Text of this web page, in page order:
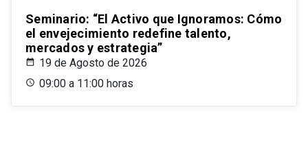
Seminario: “El Activo que Ignoramos: Cómo
el envejecimiento redefine talento,
mercados y estrategia”
19 de Agosto de 2026
09:00 a 11:00 horas